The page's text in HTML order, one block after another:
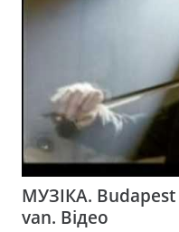
МУЗІКА.
van. Відео